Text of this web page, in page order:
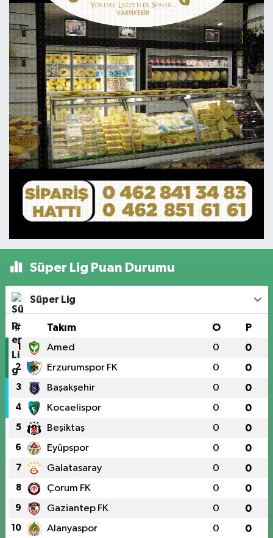
Süper Lig Puan Durumu
Süper Lig
# Takım O P
1 Amed 0 0
2 Erzurumspor FK 0 0
3 Başakşehir 0 0
4 Kocaelispor 0 0
5 Beşiktaş 0 0
6 Eyüpspor 0 0
7 Galatasaray 0 0
8 Çorum FK 0 0
9 Gaziantep FK 0 0
10 Alanyaspor 0 0